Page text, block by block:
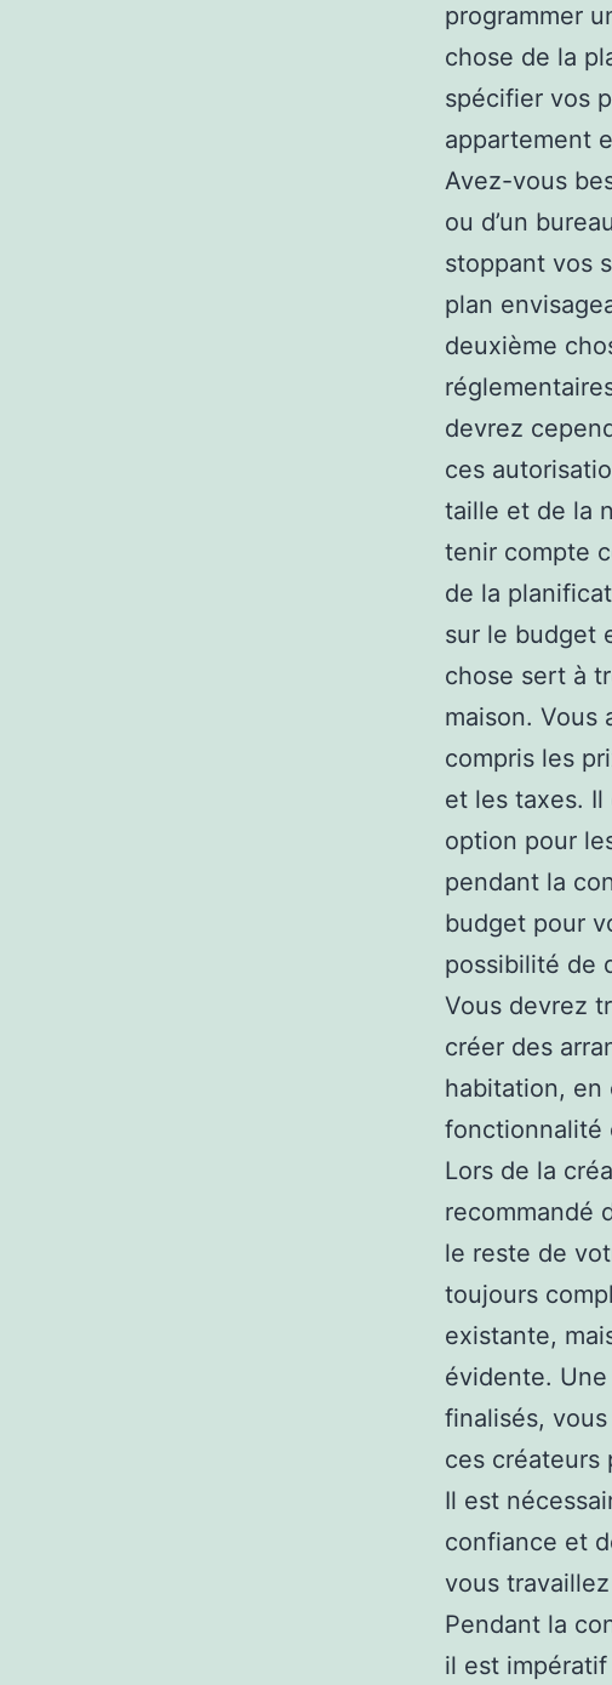
programmer
chose de la
spécifier vos
appartement
Avez-vous
ou d’un
stoppant vos
plan
deuxième
devrez
ces
taille et de la
tenir compte
de la
sur le budget
chose sert à
maison. Vous
compris les
et les taxes.
option pour
pendant la
budget pour
possibilité de
Vous devrez
créer des
habitation, en
fonctionnalité
Lors de la
recommandé
le reste de
toujours
existante,
évidente.
finalisés,
ces créateurs
Il est
confiance et
vous
Pendant la
il est